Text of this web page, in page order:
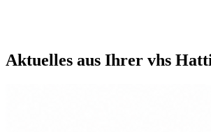
Aktuelles aus Ihrer vhs